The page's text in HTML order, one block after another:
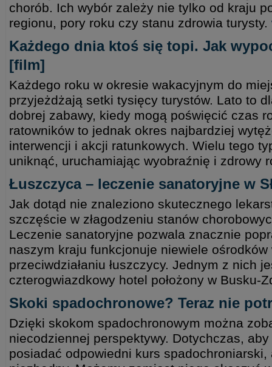
chorób. Ich wybór zależy nie tylko od kraju
regionu, pory roku czy stanu zdrowia turysty.
Każdego dnia ktoś się topi. Jak
[film]
Każdego roku w okresie wakacyjnym do
przyjeżdżają setki tysięcy turystów. Lato to
dobrej zabawy, kiedy mogą poświęcić czas
ratowników to jednak okres najbardziej
interwencji i akcji ratunkowych. Wielu tego
uniknąć, uruchamiając wyobraźnię i zdrowy
Łuszczyca – leczenie sanatoryjne w
Jak dotąd nie znaleziono skutecznego
szczęście w złagodzeniu stanów
Leczenie sanatoryjne pozwala znacznie
naszym kraju funkcjonuje niewiele
przeciwdziałaniu łuszczycy. Jednym z nich
czterogwiazdkowy hotel położony w Busku-
Skoki spadochronowe? Teraz nie
Dzięki skokom spadochronowym można
niecodziennej perspektywy. Dotychczas,
posiadać odpowiedni kurs